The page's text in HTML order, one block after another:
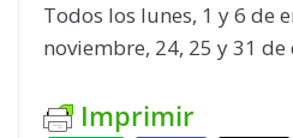
Todos los lunes, 1 y 6 de
noviembre, 24, 25 y 31
Imprimir